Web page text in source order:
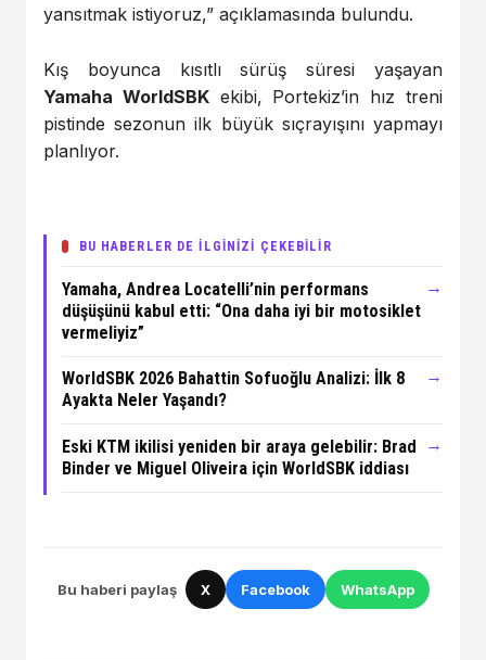
yansıtmak istiyoruz,” açıklamasında bulundu.
Kış boyunca kısıtlı sürüş süresi yaşayan
Yamaha WorldSBKekibi, Portekiz’in hız treni
pistinde sezonun ilk büyük sıçrayışını yapmayı
planlıyor.
BU HABERLER DE İLGİNİZİ ÇEKEBİLİR
Yamaha, Andrea Locatelli’nin performans
düşüşünü kabul etti: “Ona daha iyi bir motosiklet
vermeliyiz”
→
WorldSBK 2026 Bahattin Sofuoğlu Analizi: İlk 8
Ayakta Neler Yaşandı?
→
Eski KTM ikilisi yeniden bir araya gelebilir: Brad
Binder ve Miguel Oliveira için WorldSBK iddiası
→
Bu haberi paylaş X Facebook WhatsApp